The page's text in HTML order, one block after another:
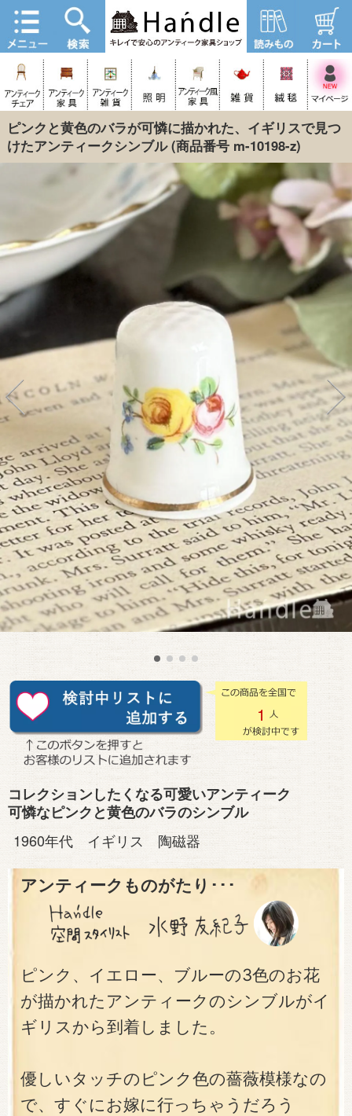
ピンクと黄色のバラが可憐に描かれた、イギリスで見つ
けたアンティークシンブル(商品番号 m-10198-z)
1
コレクションしたくなる可愛いアンティーク
可憐なピンクと黄色のバラのシンブル
1960年代 イギリス 陶磁器
アンティークものがたり･･･
ピンク、イエロー、ブルーの3色のお花
が描かれたアンティークのシンブルがイ
ギリスから到着しました。
優しいタッチのピンク色の薔薇模様なの
で、すぐにお嫁に行っちゃうだろう